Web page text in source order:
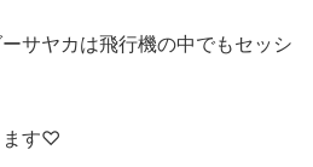
サヤカは飛行機の中でもセッシ
ます♡